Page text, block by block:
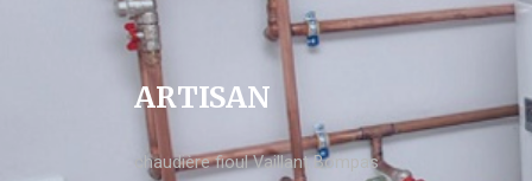
ARTISAN
chaudière fioul Vaillant Bompas